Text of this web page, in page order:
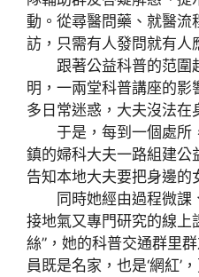
動。從尋醫問藥、就醫流
訪，只需有人發問就有人
跟著公益科普的范圍
明，一兩堂科普講座的影
多日常迷惑，大夫沒法在
于是，每到一個處所
鎮的婦科大夫一路組建公
告知本地大夫要把身邊的
同時她經由過程微課
接地氣又專門研究的線上
絲”，她的科普交通群里
員既是名家，也是‘網紅’